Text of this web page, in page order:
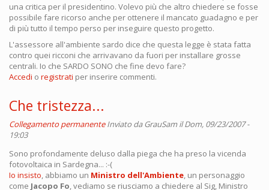
una critica per il presidentino. Volevo più che altro chiedere se fosse
possibile fare ricorso anche per ottenere il mancato guadagno e per
di più tutto il tempo perso per inseguire questo progetto.
L'assessore all'ambiente sardo dice che questa legge è stata fatta
contro quei ricconi che arrivavano da fuori per installare grosse
centrali. Io che SARDO SONO che fine devo fare?
Accedi o registrati per inserire commenti.
Che tristezza...
Collegamento permanente Inviato daGrauSamil Dom, 09/23/2007 -
19:03
Sono profondamente deluso dalla piega che ha preso la vicenda
fotovoltaica in Sardegna... :-(
Io insisto , abbiamo un Ministro dell'Ambiente , un personaggio
come Jacopo Fo , vediamo se riusciamo a chiedere al Sig, Ministro